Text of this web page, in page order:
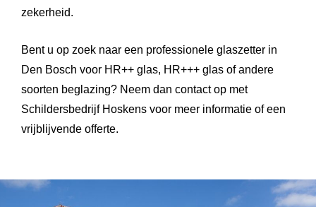
zekerheid.
Bent u op zoek naar een professionele glaszetter in
Den Bosch voor HR++ glas, HR+++ glas of andere
soorten beglazing? Neem dan contact op met
Schildersbedrijf Hoskens voor meer informatie of een
vrijblijvende offerte.